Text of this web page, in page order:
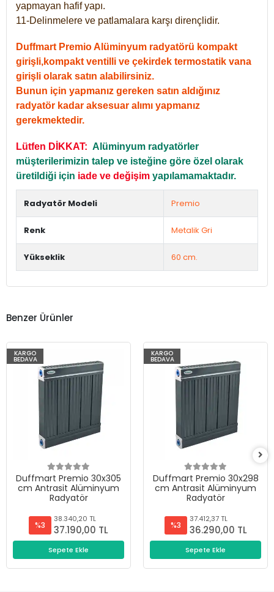
yapmayan hafif yapı.
11-Delinmelere ve patlamalara karşı dirençlidir.
Duffmart Premio Alüminyum radyatörü kompakt
girişli,kompakt ventilli ve çekirdek termostatik vana
girişli olarak satın alabilirsiniz.
Bunun için yapmanız gereken satın aldığınız
radyatör kadar aksesuar alımı yapmanız
gerekmektedir.
Lütfen DİKKAT: Alüminyum radyatörler
müşterilerimizin talep ve isteğine göre özel olarak
üretildiği için iade ve değişim yapılamamaktadır.
Radyatör Modeli Premio
Renk Metalik Gri
Yükseklik 60 cm.
Benzer Ürünler
KARGO
BEDAVA
Duffmart Premio 30x305
cm Antrasit Alüminyum
Radyatör
%3
38.340,20 TL
37.190,00 TL
Sepete Ekle
KARGO
BEDAVA
Duffmart Premio 30x298
cm Antrasit Alüminyum
Radyatör
%3
37.412,37 TL
36.290,00 TL
Sepete Ekle